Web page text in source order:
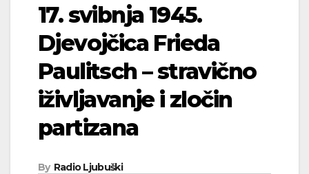
17. svibnja 1945.
Djevojčica Frieda
Paulitsch – stravično
iživljavanje i zločin
partizana
By Radio Ljubuški